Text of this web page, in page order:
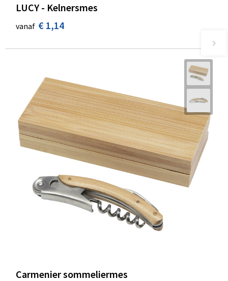
LUCY - Kelnersmes
vanaf € 1,14
Carmenier sommeliermes